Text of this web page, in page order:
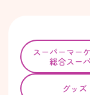
スーパーマー
総合スー
グッズ